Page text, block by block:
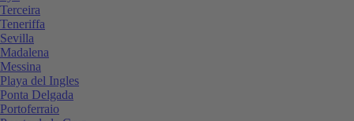
Terceira
Teneriffa
Sevilla
Madalena
Messina
Playa del Ingles
Ponta Delgada
Portoferraio